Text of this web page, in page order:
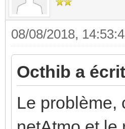
08/08/2018,
Octhib a
Le problème,